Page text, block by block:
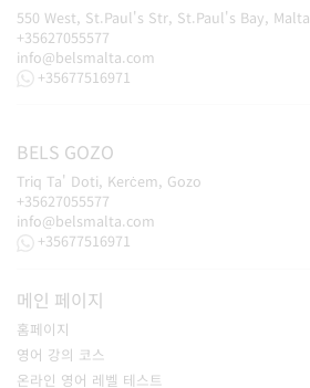
550 West, St.Paul's Str, St.Paul's Bay, Malta
+35627055577
info@belsmalta.com
+35677516971
BELS GOZO
Triq Ta' Doti, Kerċem, Gozo
+35627055577
info@belsmalta.com
+35677516971
메인 페이지
홈페이지
영어 강의 코스
온라인 영어 레벨 테스트